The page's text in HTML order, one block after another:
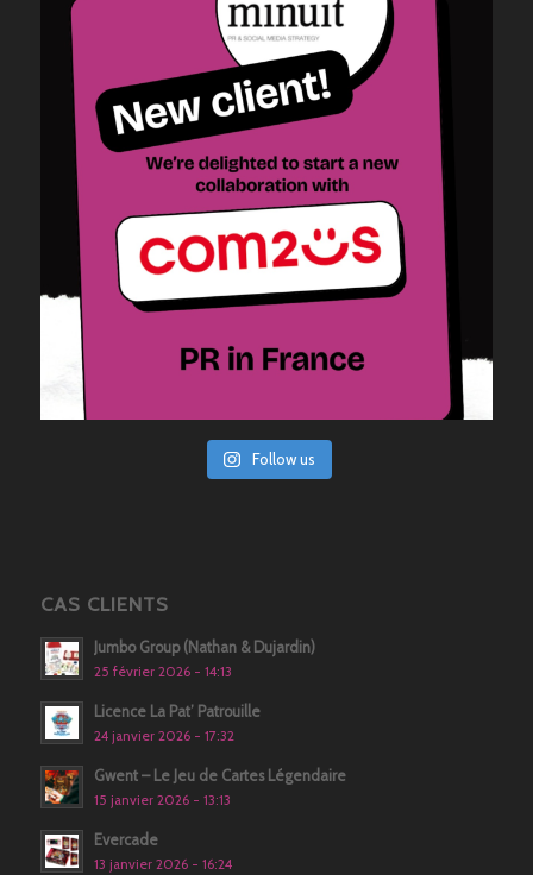
Follow us
CAS CLIENTS
Jumbo Group (Nathan & Dujardin)
25 février 2026 - 14:13
Licence La Pat’ Patrouille
24 janvier 2026 - 17:32
Gwent – Le Jeu de Cartes Légendaire
15 janvier 2026 - 13:13
Evercade
13 janvier 2026 - 16:24